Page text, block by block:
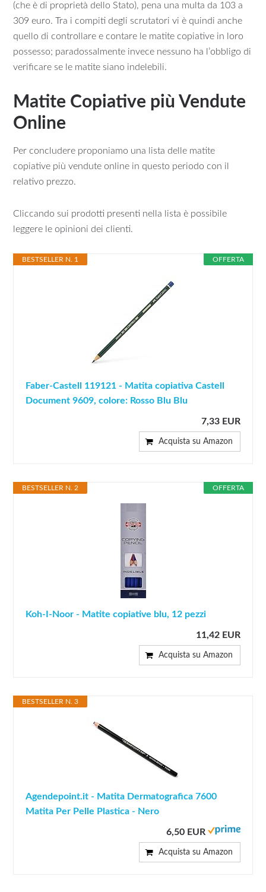
(che è di proprietà dello Stato), pena una multa da 103 a
309 euro. Tra i compiti degli scrutatori vi è quindi anche
quello di controllare e contare le matite copiative in loro
possesso; paradossalmente invece nessuno ha l’obbligo di
verificare se le matite siano indelebili.
Matite Copiative più Vendute
Online
Per concludere proponiamo una lista delle matite
copiative più vendute online in questo periodo con il
relativo prezzo.
Cliccando sui prodotti presenti nella lista è possibile
leggere le opinioni dei clienti.
OFFERTA
BESTSELLER N. 1
Faber-Castell 119121 - Matita copiativa Castell
Document 9609, colore: Rosso Blu Blu
7,33 EUR
Acquista su Amazon
OFFERTA
BESTSELLER N. 2
Koh-I-Noor - Matite copiative blu, 12 pezzi
11,42 EUR
Acquista su Amazon
BESTSELLER N. 3
Agendepoint.it - Matita Dermatografica 7600
Matita Per Pelle Plastica - Nero
6,50 EUR
Acquista su Amazon